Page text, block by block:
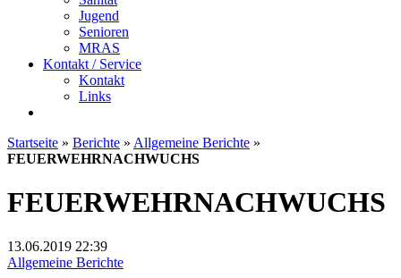
Jugend
Senioren
MRAS
Kontakt / Service
Kontakt
Links
Startseite » Berichte » Allgemeine Berichte »
FEUERWEHRNACHWUCHS
FEUERWEHRNACHWUCHS
13.06.2019 22:39
Allgemeine Berichte